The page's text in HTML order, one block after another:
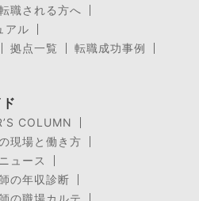
職される方へ
アル
拠点一覧
転職成功事例
COLUMN
現場と働き方
ュース
の年収診断